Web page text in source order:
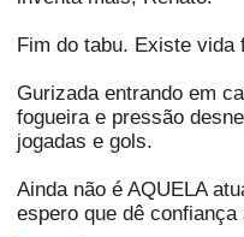
Fim do tabu. Existe vida
Gurizada entrando em
fogueira e pressão
jogadas e gols.
Ainda não é AQUELA
espero que dê